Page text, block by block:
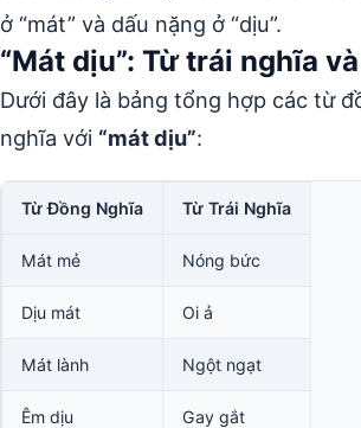
ở “mát” và dấu nặng ở “dịu”.
“Mát dịu”: Từ trái nghĩa
Dưới đây là bảng tổng hợp các từ
nghĩa với “mát dịu”:
Từ Đồng Nghĩa Từ Trái Nghĩa
Mát mẻ Nóng bức
Dịu mát Oi ả
Mát lành Ngột ngạt
Êm dịu Gay gắt